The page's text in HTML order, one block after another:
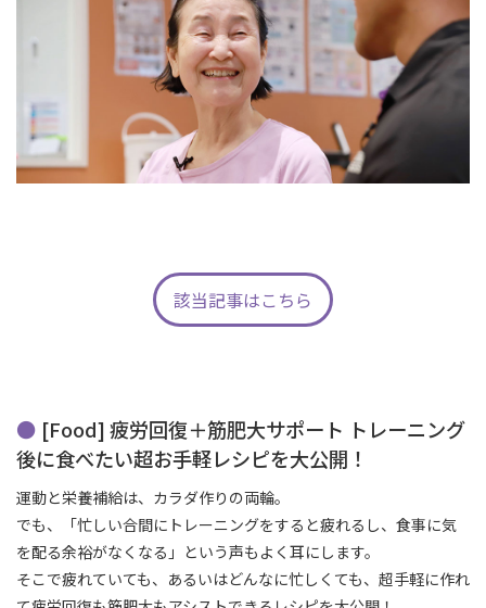
該当記事はこちら
[Food] 疲労回復＋筋肥大サポート トレーニング
後に食べたい超お手軽レシピを大公開！
運動と栄養補給は、カラダ作りの両輪。
でも、「忙しい合間にトレーニングをすると疲れるし、食事に気
を配る余裕がなくなる」という声もよく耳にします。
そこで疲れていても、あるいはどんなに忙しくても、超手軽に作れ